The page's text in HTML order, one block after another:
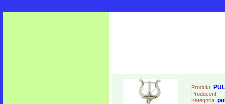
Produkt:
Producent:
Kategoria: